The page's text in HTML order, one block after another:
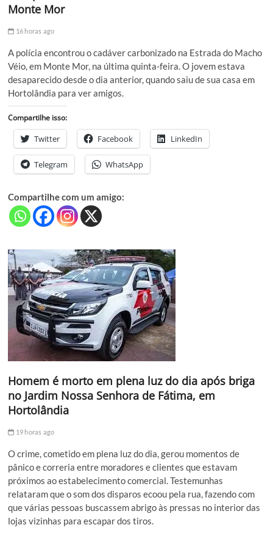
Monte Mor
16 horas ago
A polícia encontrou o cadáver carbonizado na Estrada do Macho
Véio, em Monte Mor, na última quinta-feira. O jovem estava
desaparecido desde o dia anterior, quando saiu de sua casa em
Hortolândia para ver amigos.
Compartilhe isso:
Twitter Facebook LinkedIn
Telegram WhatsApp
Compartilhe com um amigo:
Homem é morto em plena luz do dia após briga
no Jardim Nossa Senhora de Fátima, em
Hortolândia
19 horas ago
O crime, cometido em plena luz do dia, gerou momentos de
pânico e correria entre moradores e clientes que estavam
próximos ao estabelecimento comercial. Testemunhas
relataram que o som dos disparos ecoou pela rua, fazendo com
que várias pessoas buscassem abrigo às pressas no interior das
lojas vizinhas para escapar dos tiros.